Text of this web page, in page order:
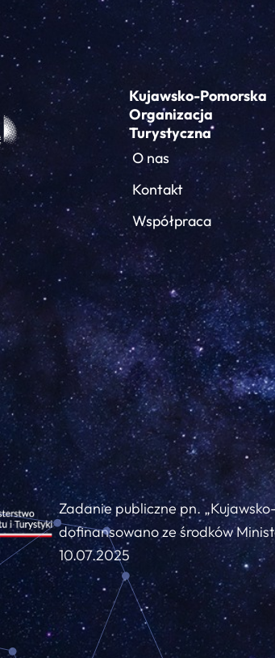
Kujawsko-Pomorska
Organizacja
Turystyczna
O nas
Kontakt
Współpraca
Zadanie publiczne pn.
dofinansowano ze środków
10.07.2025